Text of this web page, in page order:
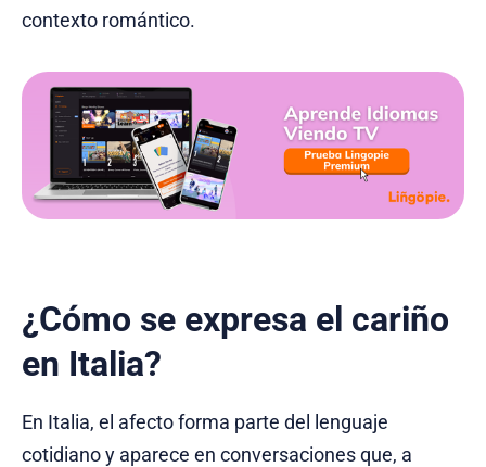
contexto romántico.
¿Cómo se expresa el cariño
en Italia?
En Italia, el afecto forma parte del lenguaje
cotidiano y aparece en conversaciones que, a